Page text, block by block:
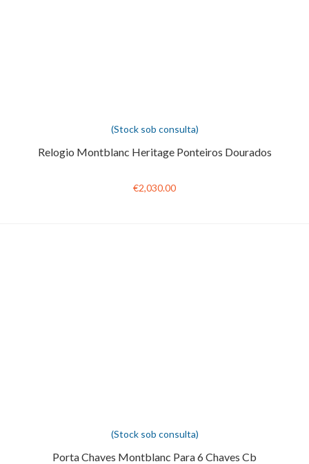
(Stock sob consulta)
Relogio Montblanc Heritage Ponteiros Dourados
€2,030.00
(Stock sob consulta)
Porta Chaves Montblanc Para 6 Chaves Cb